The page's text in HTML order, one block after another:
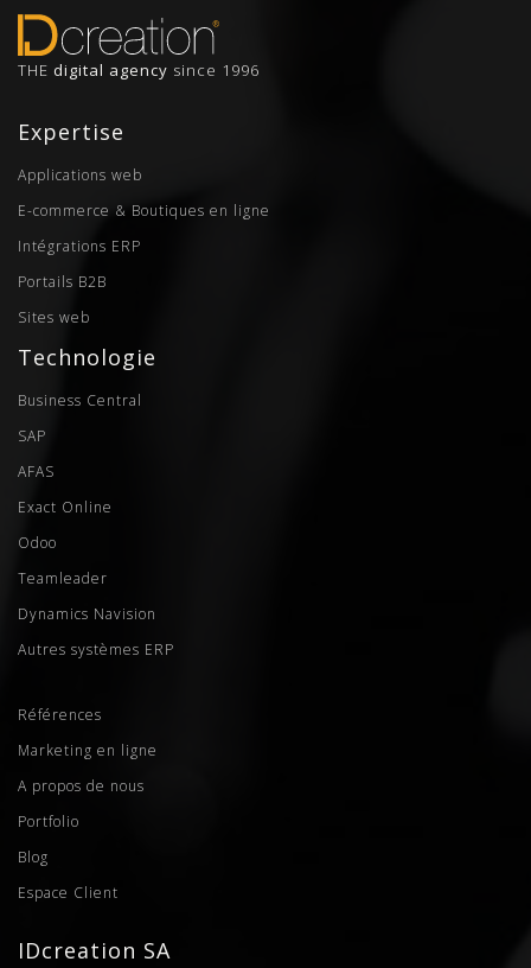
THE digital agency since 1996
Expertise
Applications web
E-commerce & Boutiques en ligne
Intégrations ERP
Portails B2B
Sites web
Technologie
Business Central
SAP
AFAS
Exact Online
Odoo
Teamleader
Dynamics Navision
Autres systèmes ERP
Références
Marketing en ligne
A propos de nous
Portfolio
Blog
Espace Client
IDcreation SA